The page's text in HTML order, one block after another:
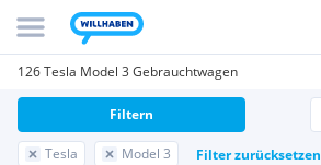
126 Tesla Model 3 Gebrauchtwagen
Tesla Model 3 Filter zurücksetzen
Filtern